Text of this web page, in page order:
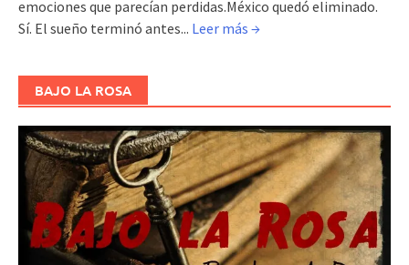
emociones que parecían perdidas.México quedó eliminado.
Sí. El sueño terminó antes... Leer más →
BAJO LA ROSA